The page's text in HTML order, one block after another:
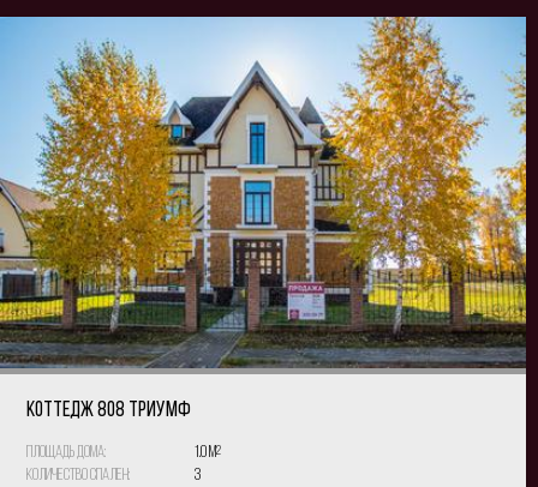
КОТТЕДЖ 808 Триумф
Площадь дома: 1.0 м2
Количество спален: 3